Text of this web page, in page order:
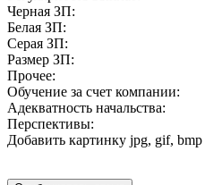
Черная ЗП:
Белая ЗП:
Серая ЗП:
Размер ЗП:
Прочее:
Обучение за счет компании:
Адекватность начальства:
Перспективы:
Добавить картинку jpg, gif, bmp